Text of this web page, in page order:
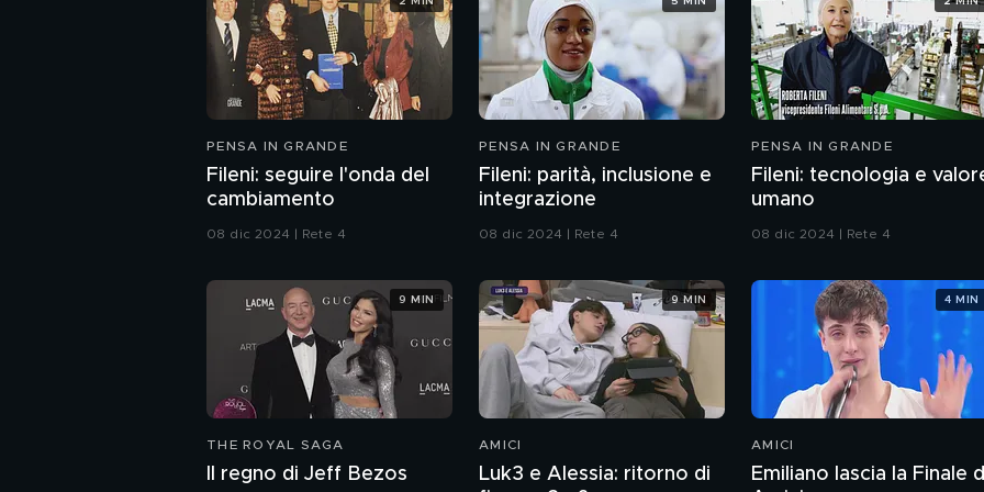
PENSA IN GRANDE
Fileni: seguire l'onda del
cambiamento
08 dic 2024 | Rete 4
PENSA IN GRANDE
Fileni: parità, inclusione e
integrazione
08 dic 2024 | Rete 4
PENSA IN GRANDE
Fileni: tecnologia e
umano
08 dic 2024 | Rete 4
THE ROYAL SAGA
Il regno di Jeff Bezos
9 MIN
AMICI
Luk3 e Alessia: ritorno di
9 MIN
AMICI
Emiliano lascia la Finale
4 MIN